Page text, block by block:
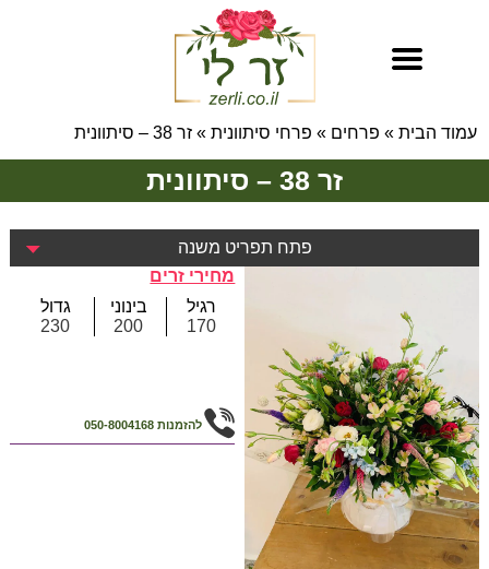
עמוד הבית » פרחים » פרחי סיתוונית » זר 38 – סיתוונית
זר 38 – סיתוונית
פתח תפריט משנה
מחירי זרים
רגיל
170
בינוני
200
גדול
230
להזמנות 050-8004168